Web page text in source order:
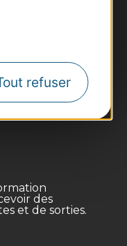
refuser
des
et de sorties.